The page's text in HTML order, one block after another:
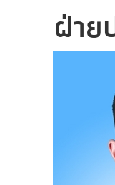
ฝ่าย